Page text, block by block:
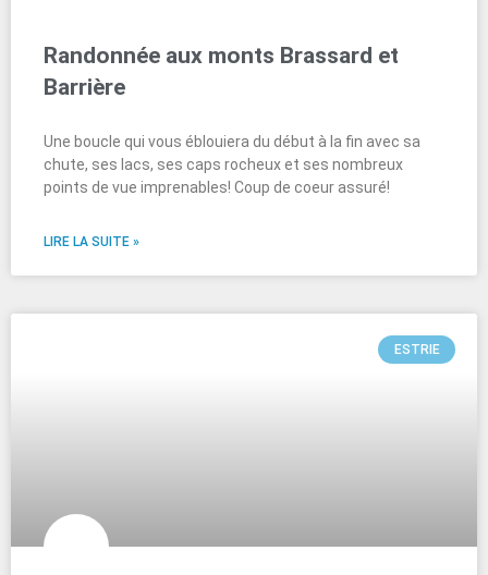
Randonnée aux monts Brassard et
Barrière
Une boucle qui vous éblouiera du début à la fin avec sa
chute, ses lacs, ses caps rocheux et ses nombreux
points de vue imprenables! Coup de coeur assuré!
LIRE LA SUITE »
ESTRIE